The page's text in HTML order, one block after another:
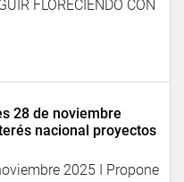
FLORECIENDO CON
28 de noviembre
nacional proyectos
2025 I Propone